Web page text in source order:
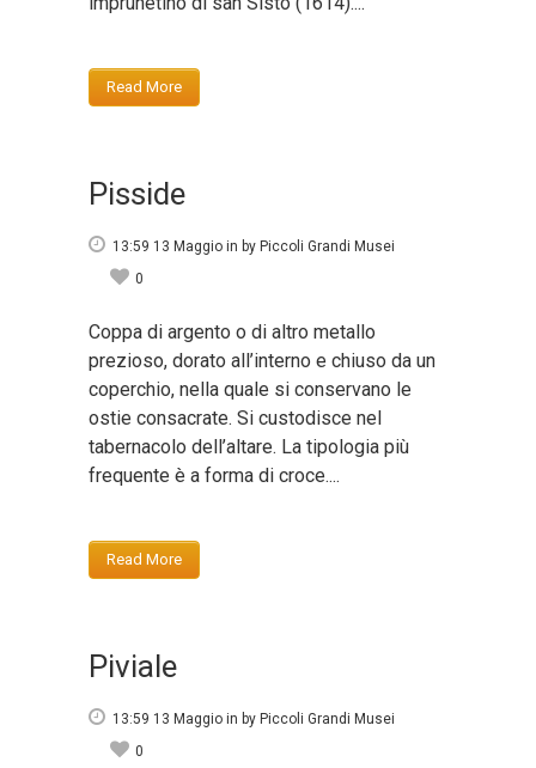
Read More
Pisside
13:59 13 Maggio in by Piccoli Grandi Musei
0
Coppa di argento o di altro metallo
prezioso, dorato all’interno e chiuso da un
coperchio, nella quale si conservano le
ostie consacrate. Si custodisce nel
tabernacolo dell’altare. La tipologia più
frequente è a forma di croce....
Read More
Piviale
13:59 13 Maggio in by Piccoli Grandi Musei
0